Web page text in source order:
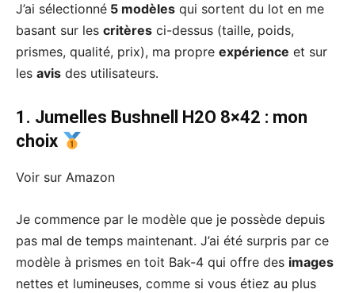
J’ai sélectionné 5 modèles qui sortent du lot en me
basant sur les critères ci-dessus (taille, poids,
prismes, qualité, prix), ma propre expérience et sur
les avis des utilisateurs.
1. Jumelles Bushnell H2O 8×42 : mon
choix
Voir sur Amazon
Je commence par le modèle que je possède depuis
pas mal de temps maintenant. J’ai été surpris par ce
modèle à prismes en toit Bak-4 qui offre des images
nettes et lumineuses, comme si vous étiez au plus